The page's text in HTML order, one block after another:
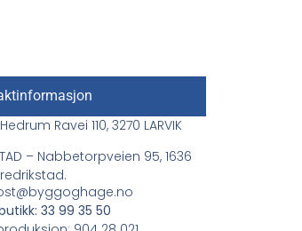
Ravei 110, 3270 LARVIK
– Nabbetorpveien 95, 1636
33 99 35 50